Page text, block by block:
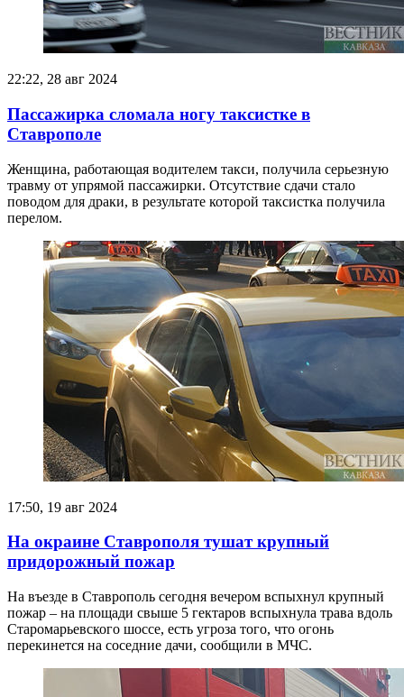
22:22, 28 авг 2024
Пассажирка сломала ногу таксистке в
Ставрополе
Женщина, работающая водителем такси, получила серьезную
травму от упрямой пассажирки. Отсутствие сдачи стало
поводом для драки, в результате которой таксистка получила
перелом.
17:50, 19 авг 2024
На окраине Ставрополя тушат крупный
придорожный пожар
На въезде в Ставрополь сегодня вечером вспыхнул крупный
пожар – на площади свыше 5 гектаров вспыхнула трава вдоль
Старомарьевского шоссе, есть угроза того, что огонь
перекинется на соседние дачи, сообщили в МЧС.